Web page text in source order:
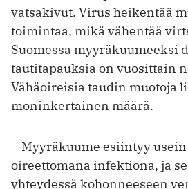
vatsakivut. Virus heikentää
toimintaa, mikä vähentää
Suomessa myyräkuumeeksi
tautitapauksia on vuosittain
Vähäoireisia taudin muotoja
moninkertainen määrä.
– Myyräkuume esiintyy usein
oireettomana infektiona, ja
yhteydessä kohonneeseen